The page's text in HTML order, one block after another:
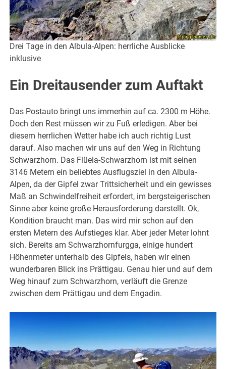
Drei Tage in den Albula-Alpen: herrliche Ausblicke
inklusive
Ein Dreitausender zum Auftakt
Das Postauto bringt uns immerhin auf ca. 2300 m Höhe.
Doch den Rest müssen wir zu Fuß erledigen. Aber bei
diesem herrlichen Wetter habe ich auch richtig Lust
darauf. Also machen wir uns auf den Weg in Richtung
Schwarzhorn. Das Flüela-Schwarzhorn ist mit seinen
3146 Metern ein beliebtes Ausflugsziel in den Albula-
Alpen, da der Gipfel zwar Trittsicherheit und ein gewisses
Maß an Schwindelfreiheit erfordert, im bergsteigerischen
Sinne aber keine große Herausforderung darstellt. Ok,
Kondition braucht man. Das wird mir schon auf den
ersten Metern des Aufstieges klar. Aber jeder Meter lohnt
sich. Bereits am Schwarzhornfurgga, einige hundert
Höhenmeter unterhalb des Gipfels, haben wir einen
wunderbaren Blick ins Prättigau. Genau hier und auf dem
Weg hinauf zum Schwarzhorn, verläuft die Grenze
zwischen dem Prättigau und dem Engadin.